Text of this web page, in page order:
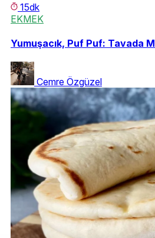
15dk
EKMEK
Yumuşacık, Puf Puf: Tavada
Cemre Özgüzel